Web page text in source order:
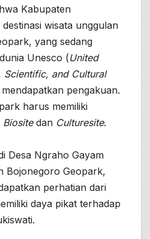
Kabupaten
wisata unggulan
yang sedang
Unesco (United
Scientific, and Cultural
pengakuan.
harus memiliki
Biositedan Culturesite.
Desa Ngraho Gayam
Bojonegoro Geopark,
perhatian dari
daya pikat terhadap